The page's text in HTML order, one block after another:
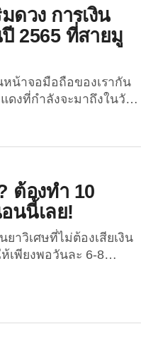
พญานาคไม่ว่าจะที่ไหน
ยอะ! ...
ดวง การเงิน
2565 ที่สายมู
หน้าจอมือถือของเรากัน
ดงที่กำลังจะมาถึงในวัน
ธีมตรุษจีนมาฝากทุกคน
เปอร์เสริมดวงด้านการ
อลเปเปอร์รูป “เทพเจ้า
ต้องทำ 10
นนี้เลย!
าวิเศษที่ไม่ต้องเสียเงิน
เพียงพอวันละ 6-8
กับการนอนที่จะทำให้คุณ